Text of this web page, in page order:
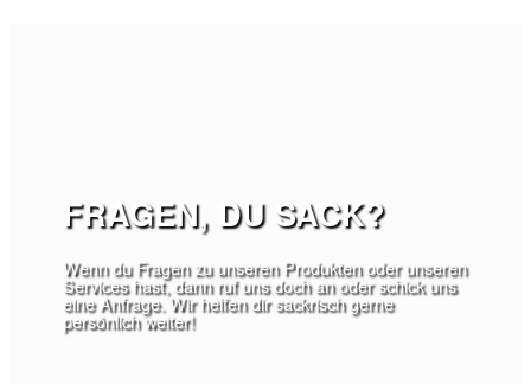
FRAGEN, DU SACK?
Wenn du Fragen zu unseren Produkten oder unseren
Services hast, dann ruf uns doch an oder schick uns
eine Anfrage. Wir helfen dir sackrisch gerne
persönlich weiter!